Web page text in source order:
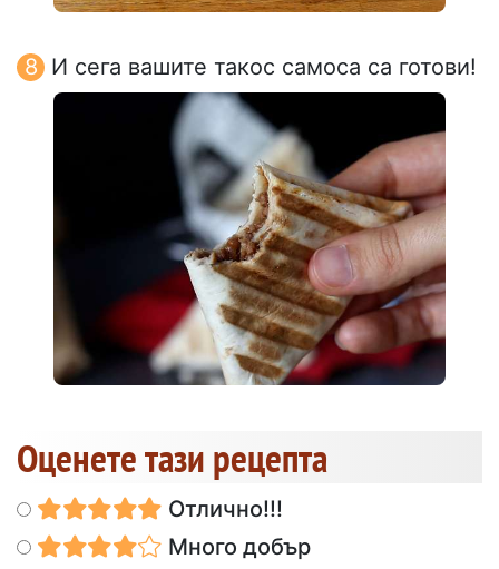
И сега вашите такос самоса са готови!
Оценете тази рецепта
Отлично!!!
Много добър